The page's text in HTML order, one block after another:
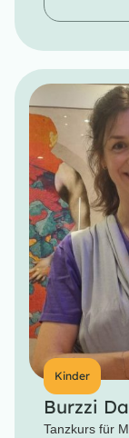
Kinder
Burzzi
Tanzkurs für